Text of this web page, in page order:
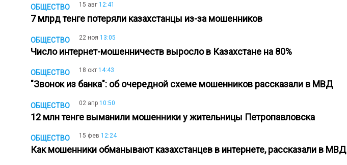
ОБЩЕСТВО 15 авг 12:41
7 млрд тенге потеряли казахстанцы из-за мошенников
ОБЩЕСТВО 22 ноя 13:05
Число интернет-мошенничеств выросло в Казахстане на 80%
ОБЩЕСТВО 18 окт 14:43
"Звонок из банка": об очередной схеме мошенников рассказали в МВД
ОБЩЕСТВО 02 апр 10:50
12 млн тенге выманили мошенники у жительницы Петропавловска
ОБЩЕСТВО 15 фев 12:24
Как мошенники обманывают казахстанцев в интернете, рассказали в МВД